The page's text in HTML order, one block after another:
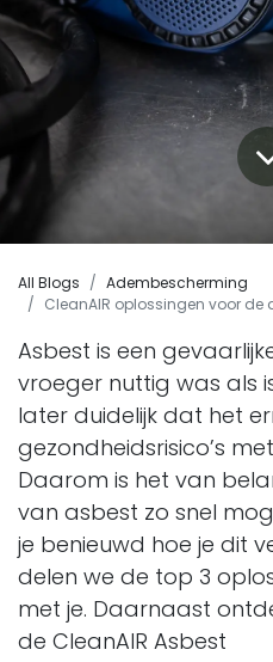
All Blogs
Adembescherming
CleanAIR oplossingen voor de
Asbest is een
vroeger nuttig was als
later duidelijk dat het
gezondheidsrisico’s
Daarom is het van
van asbest zo snel
je benieuwd hoe je dit
delen we de top 3
met je. Daarnaast
de CleanAIR Asbest